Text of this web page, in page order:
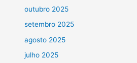
outubro 2025
setembro 2025
agosto 2025
julho 2025